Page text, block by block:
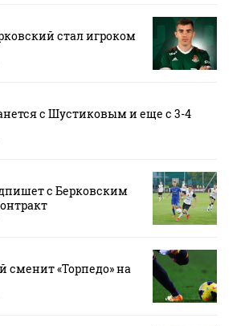
стал игроком
с Шустиковым и еще с 3-4
с Берковским
сменит «Торпедо» на